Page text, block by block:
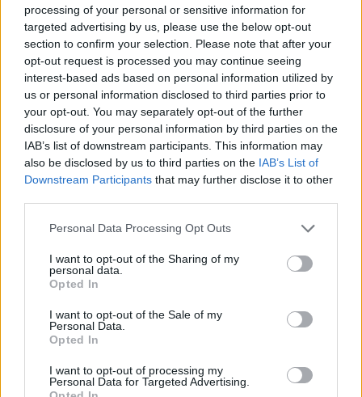
processing of your personal or sensitive information for
targeted advertising by us, please use the below opt-out
section to confirm your selection. Please note that after your
opt-out request is processed you may continue seeing
interest-based ads based on personal information utilized by
us or personal information disclosed to third parties prior to
your opt-out. You may separately opt-out of the further
disclosure of your personal information by third parties on the
IAB’s list of downstream participants. This information may
also be disclosed by us to third parties on the IAB’s List of
Downstream Participants that may further disclose it to other
Please note that this website/app uses one or more Google
not limited to your visit or usage behaviour. You may click to
grant or deny consent to Google and its third-party tags to
use your data for below specified purposes in below Google
consent section.
Personal Data Processing Opt Outs
I want to opt-out of the Sharing of my
personal data.
Opted In
I want to opt-out of the Sale of my
Personal Data.
Opted In
I want to opt-out of processing my
Personal Data for Targeted Advertising.
Ajánlott bejegyzések:
Az egyik legmenőbb app dizájner
Budapesten
Harcolj az internetadó ellen!
Az igazi országimázs: mostantól Borsi
Ello.co: fekete-fehér hipszter
emberkísérlet, rengeteg pénzből